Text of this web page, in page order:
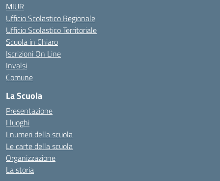
MIUR
Ufficio Scolastico Regionale
Ufficio Scolastico Territoriale
Scuola in Chiaro
Iscrizioni On Line
Invalsi
Comune
La Scuola
Presentazione
I luoghi
I numeri della scuola
Le carte della scuola
Organizzazione
La storia